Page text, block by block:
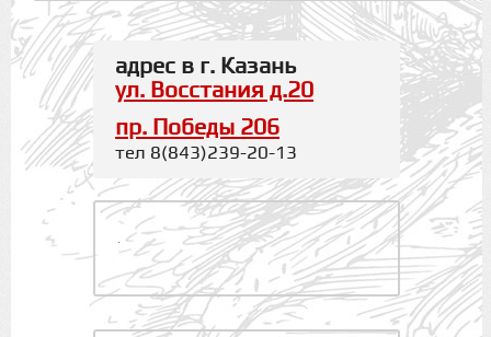
адрес в г. Казань
ул. Восстания д.20
пр. Победы 206
тел 8(843)239-20-13
.